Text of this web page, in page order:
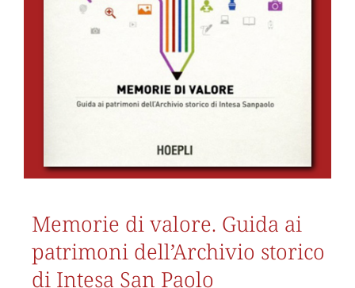
Memorie di valore. Guida ai
patrimoni dell’Archivio storico
di Intesa San Paolo